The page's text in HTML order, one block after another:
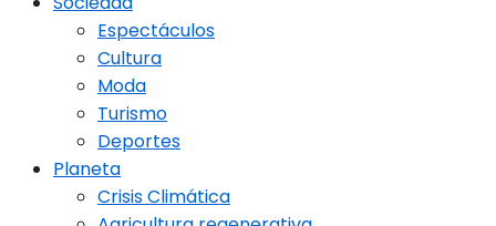
Espectáculos
Cultura
Moda
Turismo
Deportes
Planeta
Crisis Climática